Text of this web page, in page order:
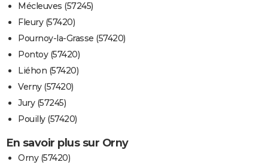
Mécleuves (57245)
Fleury (57420)
Pournoy-la-Grasse (57420)
Pontoy (57420)
Liéhon (57420)
Verny (57420)
Jury (57245)
Pouilly (57420)
En savoir plus sur Orny
Orny (57420)